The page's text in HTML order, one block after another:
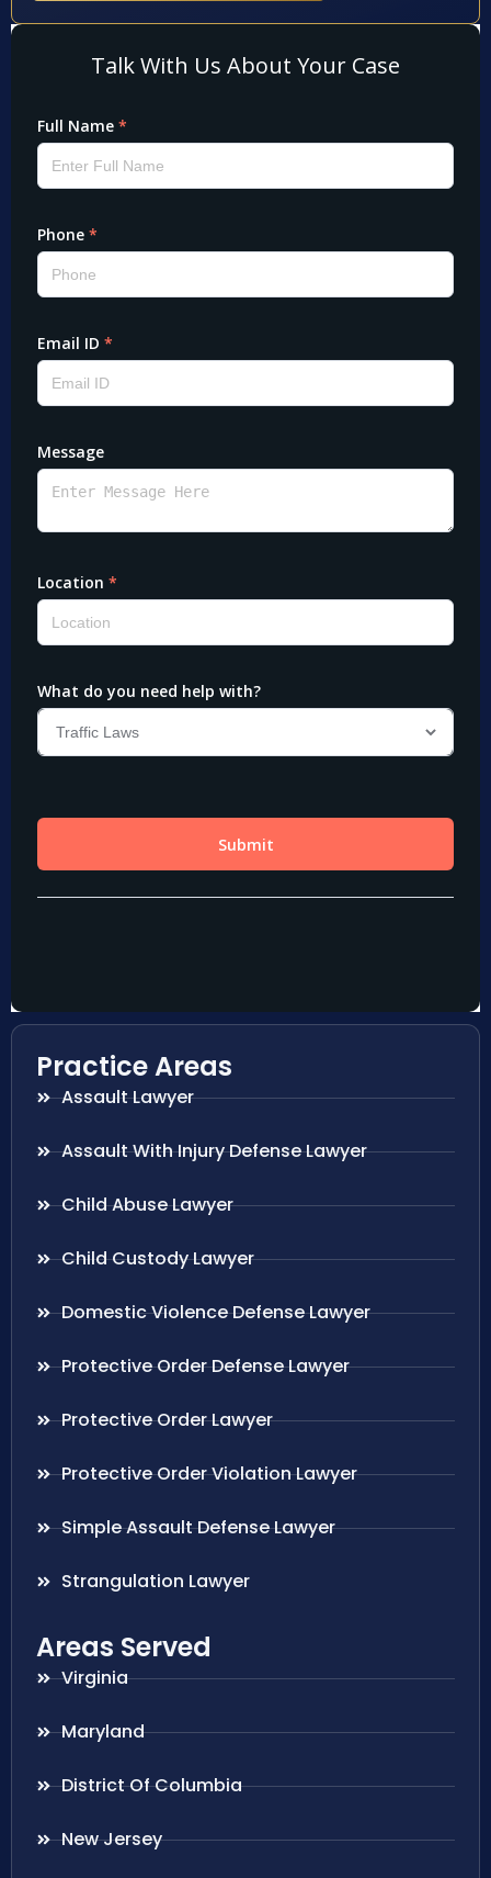
Practice Areas
Assault Lawyer
Assault With Injury Defense Lawyer
Child Abuse Lawyer
Child Custody Lawyer
Domestic Violence Defense Lawyer
Protective Order Defense Lawyer
Protective Order Lawyer
Protective Order Violation Lawyer
Simple Assault Defense Lawyer
Strangulation Lawyer
Areas Served
Virginia
Maryland
District Of Columbia
New Jersey